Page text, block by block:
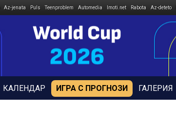
Az-jenata Puls Teenproblem Automedia Imoti.net Rabota Az-deteto
КАЛЕНДАР ИГРА С ПРОГНОЗИ ГАЛЕРИЯ